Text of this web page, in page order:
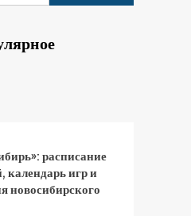
расписание
календарь игр и
новосибирского